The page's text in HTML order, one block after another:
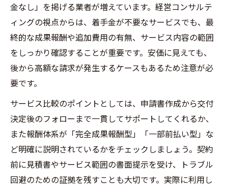
金なし」を掲げる業者が増えています。経営コンサルテ
ィングの視点からは、着手金が不要なサービスでも、最
終的な成果報酬や追加費用の有無、サービス内容の範囲
をしっかり確認することが重要です。安価に見えても、
後から高額な請求が発生するケースもあるため注意が必
要です。
サービス比較のポイントとしては、申請書作成から交付
決定後のフォローまで一貫してサポートしてくれるか、
また報酬体系が「完全成果報酬型」「一部前払い型」な
ど明確に説明されているかをチェックしましょう。契約
前に見積書やサービス範囲の書面提示を受け、トラブル
回避のための証拠を残すことも大切です。実際に利用し